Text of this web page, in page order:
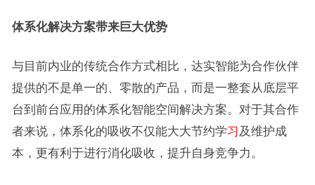
体系化解决方案带来巨大优势
与目前内业的传统合作方式相比，达实智能为合作伙伴
提供的不是单一的、零散的产品，而是一整套从底层平
台到前台应用的体系化智能空间解决方案。对于其合作
者来说，体系化的吸收不仅能大大节约学习及维护成
本，更有利于进行消化吸收，提升自身竞争力。